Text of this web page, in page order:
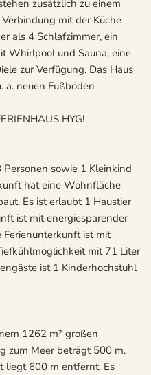
zusätzlich zu einem
mit der Küche
als 4 Schlafzimmer, ein
Whirlpool und Sauna, eine
zur Verfügung. Das Haus
neuen Fußböden
HYG!
Personen sowie 1 Kleinkind
hat eine Wohnfläche
Es ist erlaubt 1 Haustier
ist mit energiesparender
ist mit
mit 71 Liter
ist 1 Kinderhochstuhl
1262 m² großen
zum Meer beträgt 500 m.
liegt 600 m entfernt. Es